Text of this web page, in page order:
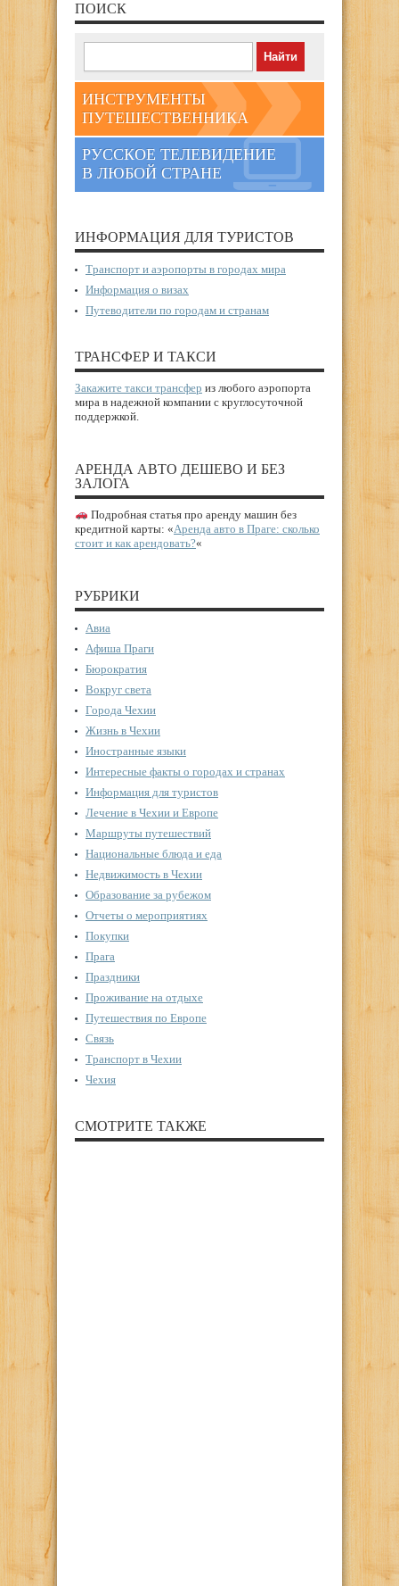
ПОИСК
ИНСТРУМЕНТЫ
ПУТЕШЕСТВЕННИКА
РУССКОЕ ТЕЛЕВИДЕНИЕ
В ЛЮБОЙ СТРАНЕ
ИНФОРМАЦИЯ ДЛЯ ТУРИСТОВ
Транспорт и аэропорты в городах мира
Информация о визах
Путеводители по городам и странам
ТРАНСФЕР И ТАКСИ
Закажите такси трансфер из любого аэропорта
мира в надежной компании с круглосуточной
поддержкой.
АРЕНДА АВТО ДЕШЕВО И БЕЗ
ЗАЛОГА
Подробная статья про аренду машин без
кредитной карты: «Аренда авто в Праге: сколько
стоит и как арендовать?«
РУБРИКИ
Авиа
Афиша Праги
Бюрократия
Вокруг света
Города Чехии
Жизнь в Чехии
Иностранные языки
Интересные факты о городах и странах
Информация для туристов
Лечение в Чехии и Европе
Маршруты путешествий
Национальные блюда и еда
Недвижимость в Чехии
Образование за рубежом
Отчеты о мероприятиях
Покупки
Прага
Праздники
Проживание на отдыхе
Путешествия по Европе
Связь
Транспорт в Чехии
Чехия
СМОТРИТЕ ТАКЖЕ